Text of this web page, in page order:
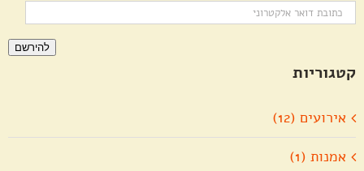
כתובת
להירשם
קטגוריות
אירועים (12)
אמנות (1)